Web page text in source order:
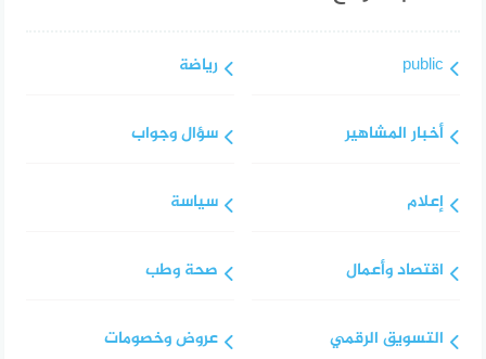
public
أخبار المشاهير
إعلام
اقتصاد وأعمال
التسويق الرقمي
رياضة
سؤال وجواب
سياسة
صحة وطب
عروض وخصومات